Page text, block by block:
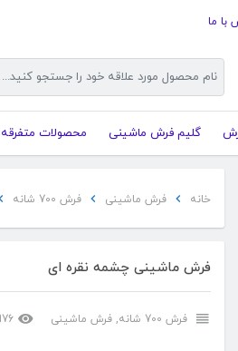
با ما
گلیم فرش ماشینی محصولات متفرقه
خانه فرش ماشینی فرش 700 شانه
فرش ماشینی چشمه نقره ای
فرش 700 شانه , فرش ماشینی